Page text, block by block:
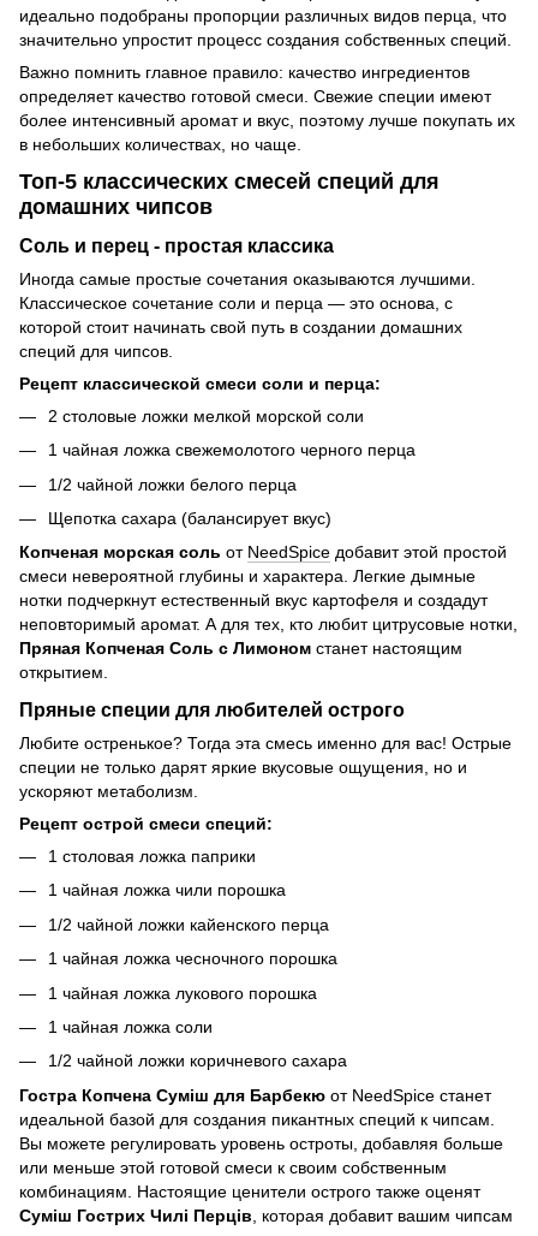
идеально подобраны пропорции различных видов перца, что
значительно упростит процесс создания собственных специй.
Важно помнить главное правило: качество ингредиентов
определяет качество готовой смеси. Свежие специи имеют
более интенсивный аромат и вкус, поэтому лучше покупать их
в небольших количествах, но чаще.
Топ-5 классических смесей специй для
домашних чипсов
Соль и перец - простая классика
Иногда самые простые сочетания оказываются лучшими.
Классическое сочетание соли и перца — это основа, с
которой стоит начинать свой путь в создании домашних
специй для чипсов.
Рецепт классической смеси соли и перца:
2 столовые ложки мелкой морской соли
1 чайная ложка свежемолотого черного перца
1/2 чайной ложки белого перца
Щепотка сахара (балансирует вкус)
Копченая морская соль от NeedSpice добавит этой простой
смеси невероятной глубины и характера. Легкие дымные
нотки подчеркнут естественный вкус картофеля и создадут
неповторимый аромат. А для тех, кто любит цитрусовые нотки,
Пряная Копченая Соль с Лимоном станет настоящим
открытием.
Пряные специи для любителей острого
Любите остренькое? Тогда эта смесь именно для вас! Острые
специи не только дарят яркие вкусовые ощущения, но и
ускоряют метаболизм.
Рецепт острой смеси специй:
1 столовая ложка паприки
1 чайная ложка чили порошка
1/2 чайной ложки кайенского перца
1 чайная ложка чесночного порошка
1 чайная ложка лукового порошка
1 чайная ложка соли
1/2 чайной ложки коричневого сахара
Гостра Копчена Суміш для Барбекю от NeedSpice станет
идеальной базой для создания пикантных специй к чипсам.
Вы можете регулировать уровень остроты, добавляя больше
или меньше этой готовой смеси к своим собственным
комбинациям. Настоящие ценители острого также оценят
Суміш Гострих Чилі Перців , которая добавит вашим чипсам